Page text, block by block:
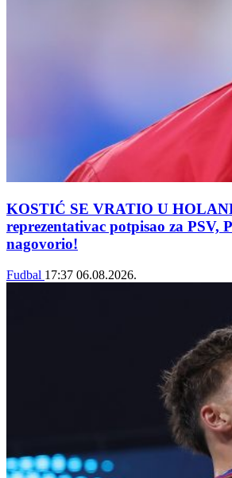
KOSTIĆ SE VRATIO U
reprezentativac potpisao za PSV,
nagovorio!
Fudbal 17:37 06.08.2026.